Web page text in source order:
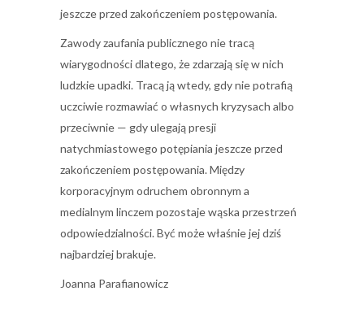
jeszcze przed zakończeniem postępowania.
Zawody zaufania publicznego nie tracą
wiarygodności dlatego, że zdarzają się w nich
ludzkie upadki. Tracą ją wtedy, gdy nie potrafią
uczciwie rozmawiać o własnych kryzysach albo
przeciwnie — gdy ulegają presji
natychmiastowego potępiania jeszcze przed
zakończeniem postępowania. Między
korporacyjnym odruchem obronnym a
medialnym linczem pozostaje wąska przestrzeń
odpowiedzialności. Być może właśnie jej dziś
najbardziej brakuje.
Joanna Parafianowicz